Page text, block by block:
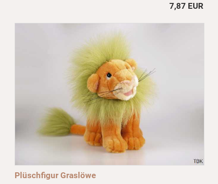
7,87 EUR
Plüschfigur Graslöwe